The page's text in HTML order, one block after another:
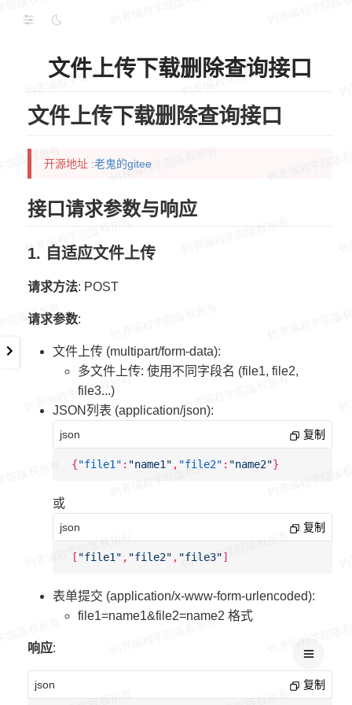
文件上传下载删除查询接口
文件上传下载删除查询接口
开源地址 :老鬼的gitee
接口请求参数与响应
1. 自适应文件上传
请求方法: POST
请求参数:
文件上传 (multipart/form-data):
多文件上传: 使用不同字段名 (file1, file2,
file3...)
JSON列表 (application/json):
json 复制
{"file1" : "name1" , "file2" : "name2"}
或
json 复制
[ "file1" , "file2" , "file3"]
表单提交 (application/x-www-form-urlencoded):
file1=name1&file2=name2 格式
响应:
json 复制